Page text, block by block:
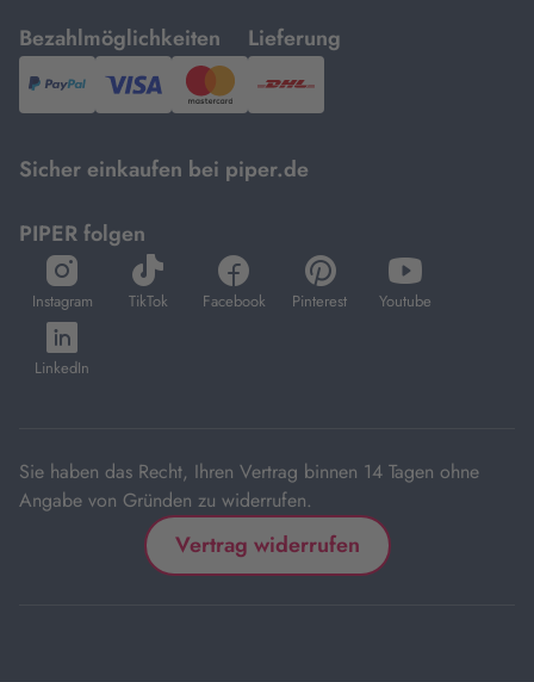
Bezahlmöglichkeiten
mit
PayPal,Visa
und
Lieferung
mit
DHL.
Sicher einkaufen bei piper.de
PIPER folgen
Instagram
öffnet
in
neuem
Tab
TikTok
öffnet
in
Facebook
öffnet
in
Pinterest
öffnet
in
Youtube
öffnet
in
LinkedIn
öffnet
in
Sie haben das Recht, Ihren Vertrag binnen 14 Tagen ohne
Angabe von Gründen zu widerrufen.
Vertrag widerrufen